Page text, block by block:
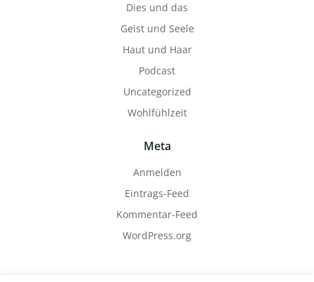
Dies und das
Geist und Seele
Haut und Haar
Podcast
Uncategorized
Wohlfühlzeit
Meta
Anmelden
Eintrags-Feed
Kommentar-Feed
WordPress.org